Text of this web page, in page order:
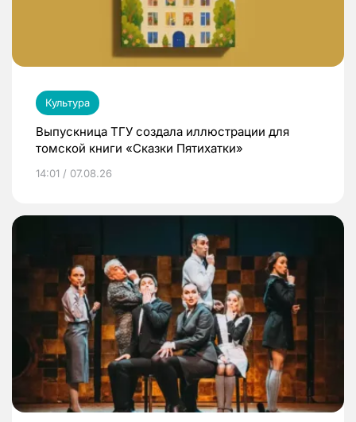
Культура
Выпускница ТГУ создала иллюстрации для
томской книги «Сказки Пятихатки»
14:01 / 07.08.26